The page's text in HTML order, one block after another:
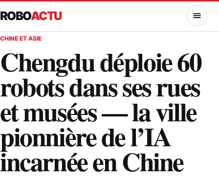
ROBOACTU MENU
CHINE ET ASIE
Chengdu déploie 60
robots dans ses rues
et musées — la ville
pionnière de l’IA
incarnée en Chine